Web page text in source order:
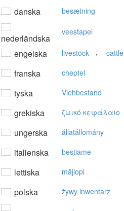
danska besætning
nederländska
veestapel
engelska livestock , cattle
franska cheptel
tyska Viehbestand
grekiska ζωικό κεφάλαιo
ungerska állatállomány
italienska bestiame
lettiska mājlopi
polska żywy inwentarz